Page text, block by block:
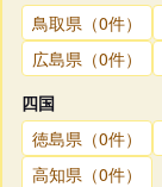
鳥取県（0件）
広島県（0件）
四国
徳島県（0件）
高知県（0件）